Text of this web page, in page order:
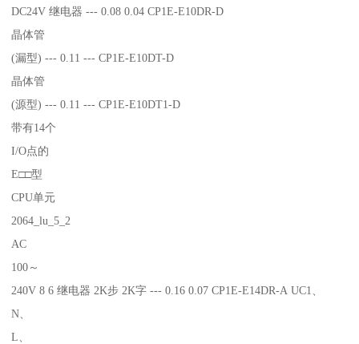
DC24V 继电器 --- 0.08 0.04 CP1E-E10DR-D
晶体管
(漏型) --- 0.11 --- CP1E-E10DT-D
晶体管
(源型) --- 0.11 --- CP1E-E10DT1-D
带有14个
I/O点的
E□□型
CPU单元
2064_lu_5_2
AC
100～
240V 8 6 继电器 2K步 2K字 --- 0.16 0.07 CP1E-E14DR-A UC1、
N、
L、